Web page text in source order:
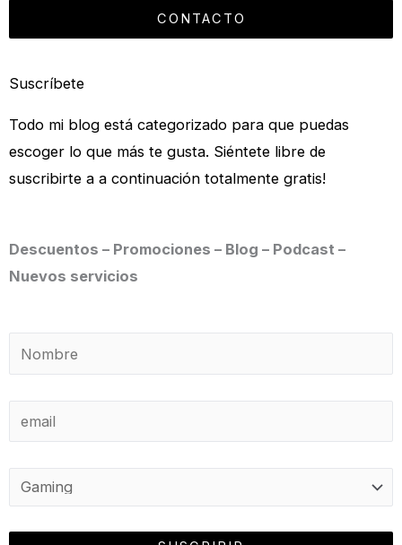
CONTACTO
Suscríbete
Todo mi blog está categorizado para que puedas
escoger lo que más te gusta. Siéntete libre de
suscribirte a a continuación totalmente gratis!
Descuentos – Promociones – Blog – Podcast –
Nuevos servicios